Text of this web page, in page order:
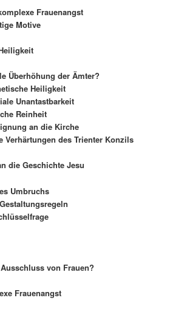
Frauenangst
Motive
Überhöhung der Ämter?
Heiligkeit
Unantastbarkeit
Reinheit
an die Kirche
Verhärtungen des Trienter Konzils
die Geschichte Jesu
Umbruchs
von Frauen?
Frauenangst